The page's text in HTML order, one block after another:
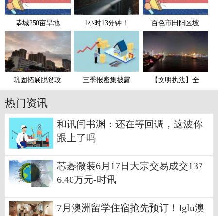
恭城250亩旱地 1小时13分钟！ 百色市田阳区坡
巩固拓展脱贫攻 三季报密集披露 【文明执法】全
热门资讯
和讯闫书渊：还在等回调，这波你
跟上了吗
芯碁微装6月17日大宗交易成交137
6.40万元-时讯
7月澳洲留学住宿抢先预订！Iglu澳